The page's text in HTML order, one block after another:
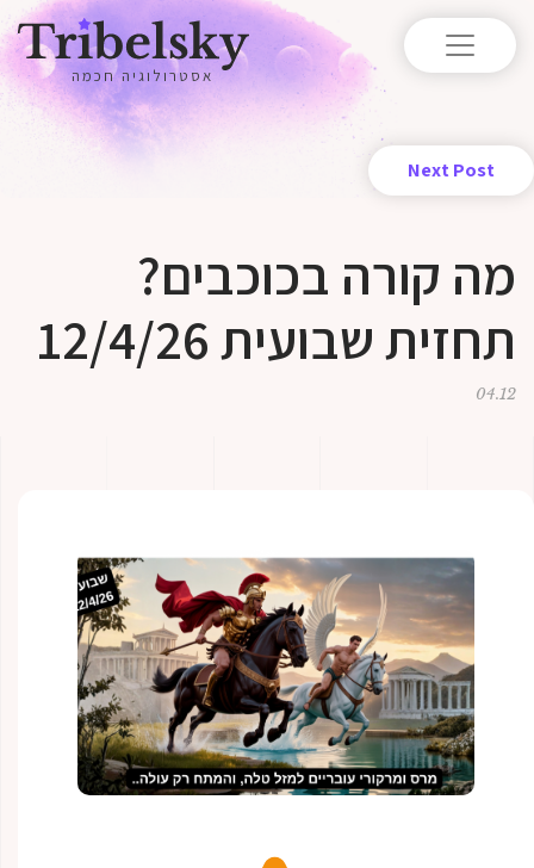
אסטרולוגיה חכמה
Next Post
מה קורה בכוכבים?
תחזית שבועית 12/4/26
04.12